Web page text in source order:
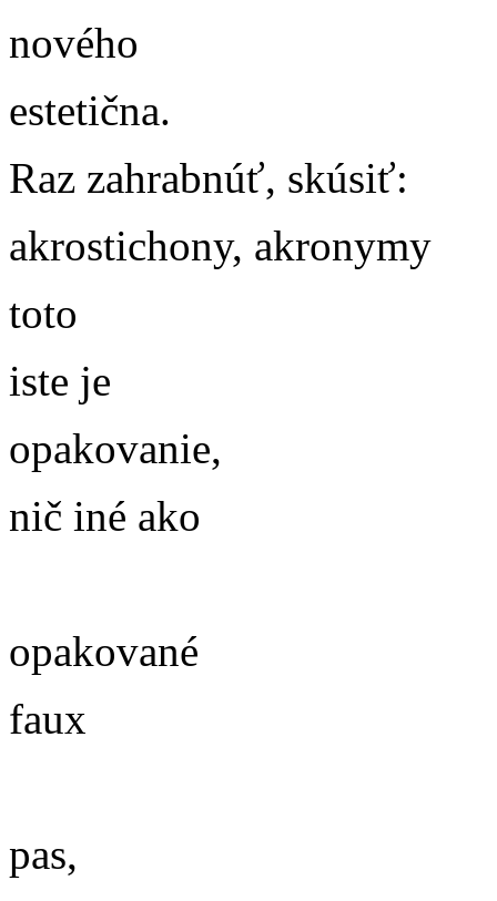
nového
estetična.
Raz zahrabnúť, skúsiť:
akrostichony, akronymy
toto
iste je
opakovanie,
nič iné ako
opakované
faux
pas,